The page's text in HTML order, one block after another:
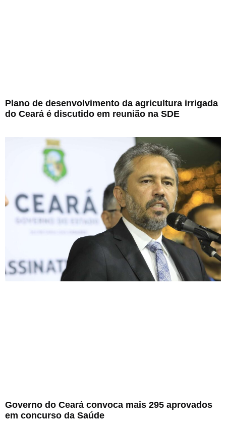
Plano de desenvolvimento da agricultura irrigada
do Ceará é discutido em reunião na SDE
Governo do Ceará convoca mais 295 aprovados
em concurso da Saúde